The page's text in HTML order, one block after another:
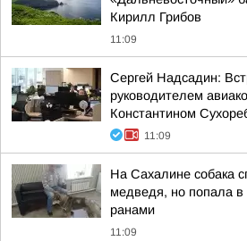
Кирилл Грибов
11:09
Сергей Надсадин:
руководителем
Константином
11:09
На Сахалине собака
медведя, но попала в
ранами
11:09